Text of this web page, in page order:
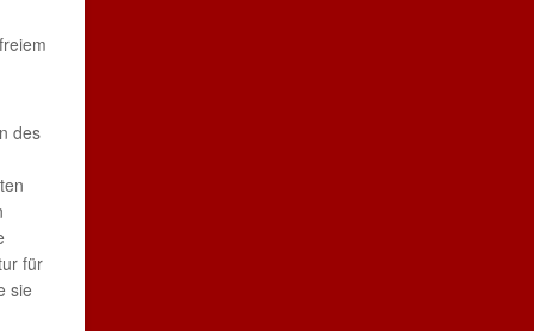
des
für
sie